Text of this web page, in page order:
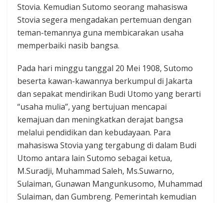
Stovia. Kemudian Sutomo seorang mahasiswa
Stovia segera mengadakan pertemuan dengan
teman-temannya guna membicarakan usaha
memperbaiki nasib bangsa.
Pada hari minggu tanggal 20 Mei 1908, Sutomo
beserta kawan-kawannya berkumpul di Jakarta
dan sepakat mendirikan Budi Utomo yang berarti
“usaha mulia”, yang bertujuan mencapai
kemajuan dan meningkatkan derajat bangsa
melalui pendidikan dan kebudayaan. Para
mahasiswa Stovia yang tergabung di dalam Budi
Utomo antara lain Sutomo sebagai ketua,
M.Suradji, Muhammad Saleh, Ms.Suwarno,
Sulaiman, Gunawan Mangunkusomo, Muhammad
Sulaiman, dan Gumbreng. Pemerintah kemudian